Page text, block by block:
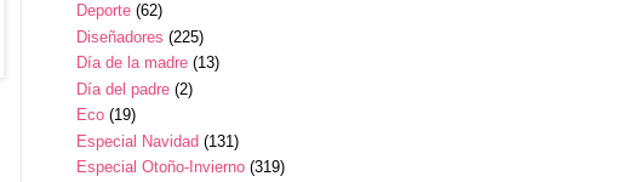
Deporte (62)
Diseñadores (225)
Día de la madre (13)
Día del padre (2)
Eco (19)
Especial Navidad (131)
Especial Otoño-Invierno (319)